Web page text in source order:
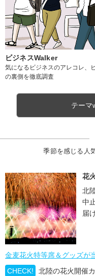
ビジネスWalker
気になるビジネスのアレコレ、
の裏側を徹底調査
テーマ
季節を感じる人
花
北
中
届
金麦花火特等席＆グッズが
CHECK!
北陸の花火開催